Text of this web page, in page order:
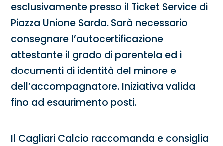
esclusivamente presso il Ticket Service di
Piazza Unione Sarda. Sarà necessario
consegnare l’autocertificazione
attestante il grado di parentela ed i
documenti di identità del minore e
dell’accompagnatore. Iniziativa valida
fino ad esaurimento posti.
Il Cagliari Calcio raccomanda e consiglia